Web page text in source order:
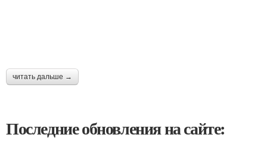
читать дальше →
Последние обновления на сайте: